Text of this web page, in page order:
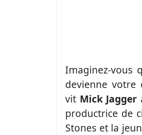
Imaginez-vous
devienne votre
vit Mick Jagger
productrice de
Stones et la